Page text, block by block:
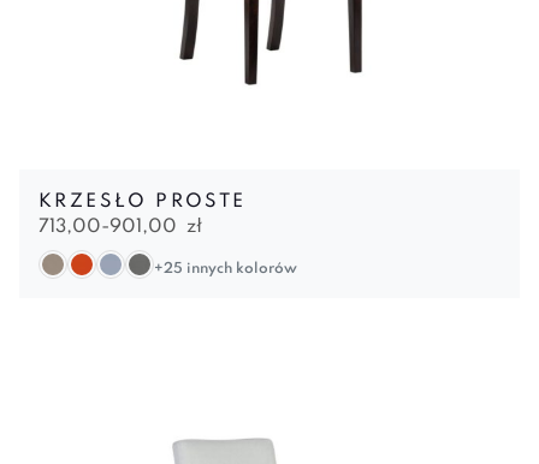
KRZESŁO PROSTE
713,00-901,00 zł
+25 innych kolorów